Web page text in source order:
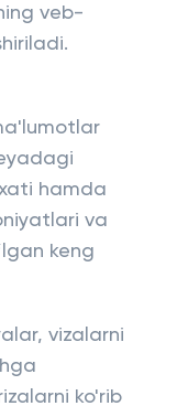
veb-
hamda
va
keng
vizalarni
ko'rib